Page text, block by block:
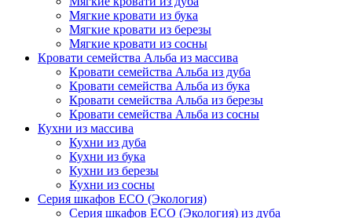
Мягкие кровати из бука
Мягкие кровати из березы
Мягкие кровати из сосны
Кровати семейства Альба из массива
Кровати семейства Альба из дуба
Кровати семейства Альба из бука
Кровати семейства Альба из березы
Кровати семейства Альба из сосны
Кухни из массива
Кухни из дуба
Кухни из бука
Кухни из березы
Кухни из сосны
Серия шкафов ECO (Экология)
Серия шкафов ECO (Экология) из дуба